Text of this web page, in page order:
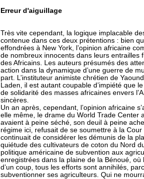
Erreur d'aiguillage
Très vite cependant, la logique implacable
contenue dans ces deux prétentions : bien
effondrées à New York, l’opinion africaine
de nombreux innocents dans leurs entrailles
des Africains. Les auteurs présumés des
action dans la dynamique d’une guerre de
part. L’instituteur animiste chrétien de
Laden, il est autant coupable d’impiété que
de solidarité des masses africaines envers
sincères.
Un an après, cependant, l’opinion africaine
elle même, le drame du World Trade Center
avaient à peine séché, son deuil à peine
régime ici, refusait de se soumettre à la
continuait de considérer les démunis de la
quiétude des cultivateurs de coton du Nord
politique américaine de subvention aux
enregistrées dans la plaine de la Bénoué,
d’un coup, tous les efforts sont annihilés,
subventionner ses agriculteurs. Qui ne